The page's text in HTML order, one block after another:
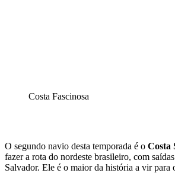
Costa Fascinosa
O segundo navio desta temporada é o Costa
fazer a rota do nordeste brasileiro, com
Salvador. Ele é o maior da história a vir para